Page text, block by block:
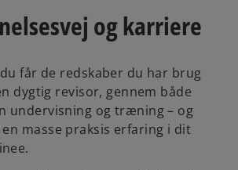
og karriere
får de redskaber du har brug
dygtig revisor, gennem både
undervisning og træning – og
masse praksis erfaring i dit